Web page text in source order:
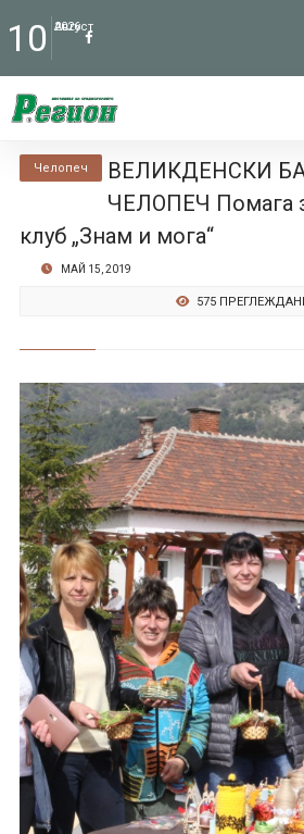
10 Август
2026
Челопеч
ВЕЛИКДЕНСКИ
ЧЕЛОПЕЧ Помага
клуб „Знам и мога“
МАЙ 15, 2019
575